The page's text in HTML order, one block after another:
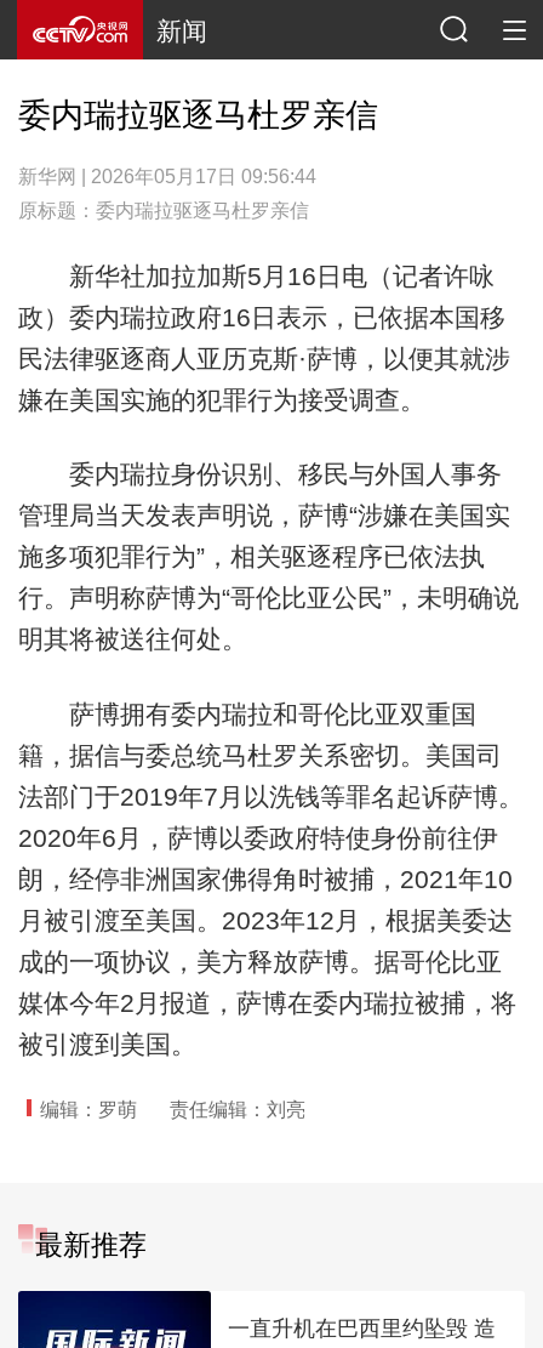
新闻
委内瑞拉驱逐马杜罗亲信
新华网 | 2026年05月17日 09:56:44
原标题：委内瑞拉驱逐马杜罗亲信
新华社加拉加斯5月16日电（记者许咏
政）委内瑞拉政府16日表示，已依据本国移
民法律驱逐商人亚历克斯·萨博，以便其就涉
嫌在美国实施的犯罪行为接受调查。
委内瑞拉身份识别、移民与外国人事务
管理局当天发表声明说，萨博“涉嫌在美国实
施多项犯罪行为”，相关驱逐程序已依法执
行。声明称萨博为“哥伦比亚公民”，未明确说
明其将被送往何处。
萨博拥有委内瑞拉和哥伦比亚双重国
籍，据信与委总统马杜罗关系密切。美国司
法部门于2019年7月以洗钱等罪名起诉萨博。
2020年6月，萨博以委政府特使身份前往伊
朗，经停非洲国家佛得角时被捕，2021年10
月被引渡至美国。2023年12月，根据美委达
成的一项协议，美方释放萨博。据哥伦比亚
媒体今年2月报道，萨博在委内瑞拉被捕，将
被引渡到美国。
编辑：罗萌 责任编辑：刘亮
最新推荐
一直升机在巴西里约坠毁 造